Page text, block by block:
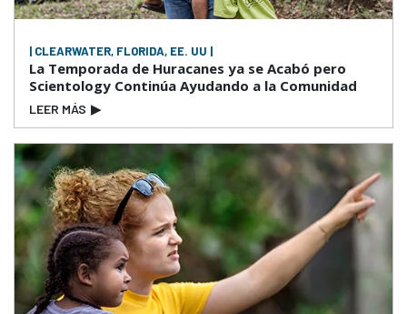
| CLEARWATER, FLORIDA, EE. UU |
La Temporada de Huracanes ya se Acabó pero
Scientology Continúa Ayudando a la Comunidad
LEER MÁS ▶